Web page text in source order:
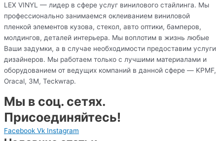
LEX VINYL — лидер в сфере услуг винилового стайлинга. Мы
профессионально занимаемся оклеиванием виниловой
пленкой элементов кузова, стекол, авто оптики, бамперов,
молдингов, деталей интерьера. Мы воплотим в жизнь любые
Ваши задумки, а в случае необходимости предоставим услуги
дизайнеров. Мы работаем только с лучшими материалами и
оборудованием от ведущих компаний в данной сфере — KPMF,
Oracal, 3M, Teckwrap.
Мы в соц. сетях.
Присоединяйтесь!
Facebook Vk Instagram